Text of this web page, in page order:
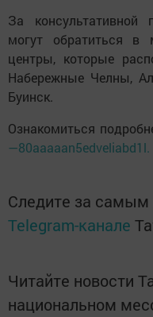
За консультативной
могут обратиться в
центры, которые
Набережные Челны,
Буинск.
Ознакомиться
Следите за
Telegram-канале
Читайте новости
национальном